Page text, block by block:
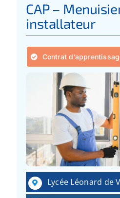
CAP –
installateur
Contrat
Lycée Léonard de